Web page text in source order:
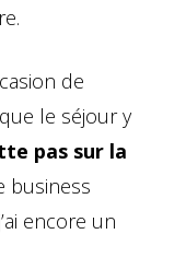
de
le séjour y
pas sur la
business
encore un